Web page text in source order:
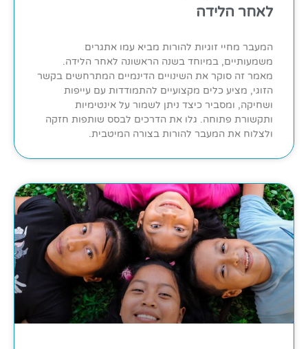
לאחר הלידה
המעבר מחיי זוגיות להורות מביא עמו אתגרים
משמעותיים, במיוחד בשנה הראשונה לאחר הלידה.
מאמר זה סוקר את השינויים הדינמיים המתרחשים בקשר
הזוגי, מציע כלים מקצועיים להתמודדות עם עייפות
ושחיקה, ומסביר כיצד ניתן לשמור על אינטימיות
ותקשורת פתוחה. גלו את הדרכים לבסס שותפות חזקה
ולצלוח את המעבר להורות בצורה המיטבית.